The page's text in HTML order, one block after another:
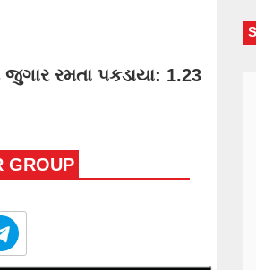
રમતા પકડાયા: 1.23
GROUP